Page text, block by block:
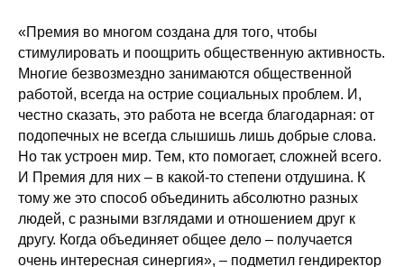
«Премия во многом создана для того, чтобы
стимулировать и поощрить общественную активность.
Многие безвозмездно занимаются общественной
работой, всегда на острие социальных проблем. И,
честно сказать, это работа не всегда благодарная: от
подопечных не всегда слышишь лишь добрые слова.
Но так устроен мир. Тем, кто помогает, сложней всего.
И Премия для них – в какой-то степени отдушина. К
тому же это способ объединить абсолютно разных
людей, с разными взглядами и отношением друг к
другу. Когда объединяет общее дело – получается
очень интересная синергия», – подметил гендиректор